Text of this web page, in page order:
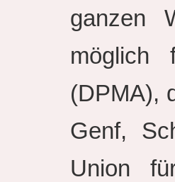
ganzen
möglich
(DPMA),
Genf,
Union